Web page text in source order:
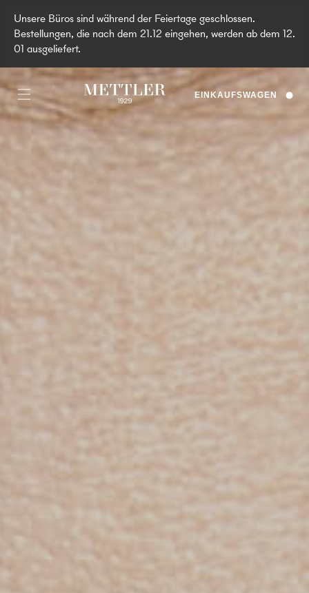
Unsere Büros sind während der Feiertage geschlossen.
Bestellungen, die nach dem 21.12 eingehen, werden ab dem 12.
01 ausgeliefert.
EINKAUFSWAGEN